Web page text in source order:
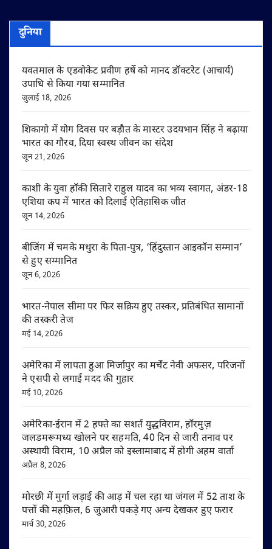
दुनिया
यवतमाल के एडवोकेट प्रवीण हर्षे को मानद डॉक्टरेट (आचार्य)
उपाधि से किया गया सम्मानित
जुलाई 18, 2026
शिकागो में योग दिवस पर बड़ौत के मास्टर उदयभान सिंह ने बढ़ाया
भारत का गौरव, दिया स्वस्थ जीवन का संदेश
जून 21, 2026
काशी के युवा हॉकी सितारे राहुल यादव का भव्य स्वागत, अंडर-18
एशिया कप में भारत को दिलाई ऐतिहासिक जीत
जून 14, 2026
बीजिंग में चमके मथुरा के पिता-पुत्र, ‘हिंदुस्तान आइकॉन सम्मान’
से हुए सम्मानित
जून 6, 2026
भारत-नेपाल सीमा पर फिर सक्रिय हुए तस्कर, प्रतिबंधित सामानों
की तस्करी तेज
मई 14, 2026
अमेरिका में लापता हुआ मिर्जापुर का मर्चेंट नेवी अफसर, परिजनों
ने एसपी से लगाई मदद की गुहार
मई 10, 2026
अमेरिका-ईरान में 2 हफ्ते का सशर्त युद्धविराम, हॉरमुज़
जलडमरूमध्य खोलने पर सहमति, 40 दिन से जारी तनाव पर
अस्थायी विराम, 10 अप्रैल को इस्लामाबाद में होगी अहम वार्ता
अप्रैल 8, 2026
मोरछी में मुर्गा लड़ाई की आड़ में चल रहा था जंगल में 52 ताश के
पत्तों की महफ़िल, 6 जुआरी पकड़े गए अन्य देखकर हुए फरार
मार्च 30, 2026